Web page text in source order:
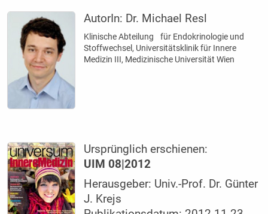
AutorIn: Dr. Michael Resl
Klinische Abteilung für Endokrino­logie und
Stoffwechsel, Universitätsklinik für Innere
Medizin III, Medizinische Universität Wien
Ursprünglich erschienen:
UIM 08|2012
Herausgeber: Univ.-Prof. Dr. Günter
J. Krejs